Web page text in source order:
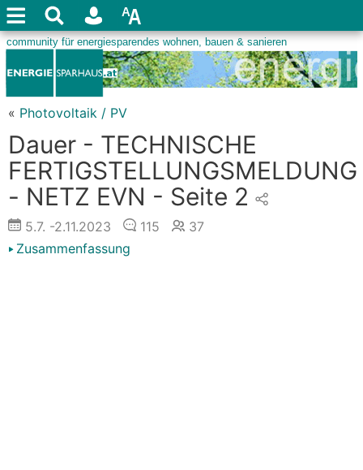
« Photovoltaik / PV
Dauer - TECHNISCHE
FERTIGSTELLUNGSMELDUNG
- NETZ EVN - Seite 2
5.7. -2.11.2023 115
37
Zusammenfassung